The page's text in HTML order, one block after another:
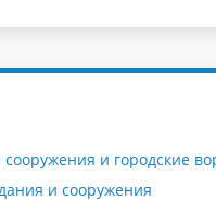
и городские
и сооружения